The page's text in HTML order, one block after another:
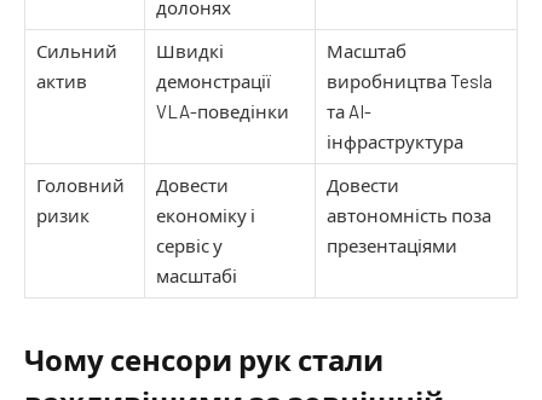
долонях
Сильний
актив
Швидкі
демонстрації
VLA-поведінки
Масштаб
виробництва Tesla
та AI-
інфраструктура
Головний
ризик
Довести
економіку і
сервіс у
масштабі
Довести
автономність поза
презентаціями
Чому сенсори рук стали